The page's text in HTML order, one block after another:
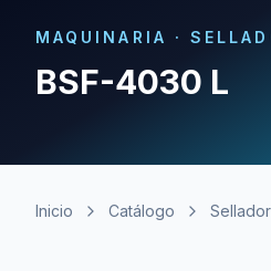
MAQUINARIA ·
BSF-4030 L
Inicio Catálogo